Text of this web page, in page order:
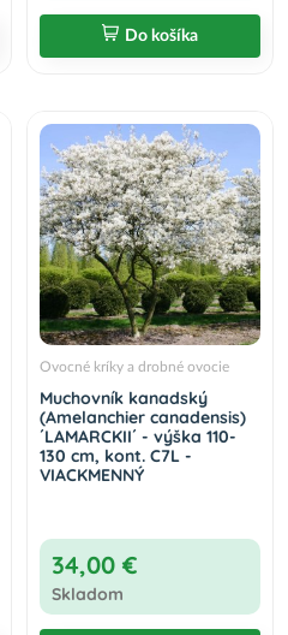
Do košíka
Ovocné kríky a drobné ovocie
Muchovník kanadský
(Amelanchier canadensis)
´LAMARCKII´ - výška 110-
130 cm, kont. C7L -
VIACKMENNÝ
34,00 €
Skladom